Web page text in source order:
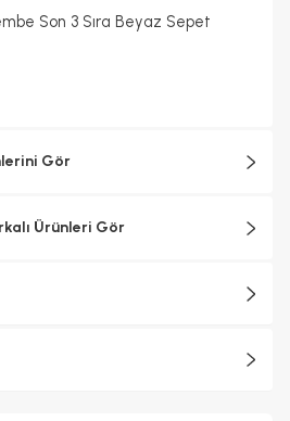
Son 3 Sıra Beyaz Sepet
Gör
Ürünleri Gör